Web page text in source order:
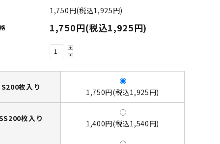
1,750円(税込1,925円)
1,750円(税込1,925円)
S200枚入り
1,750円(税込1,925円)
枚入り
1,400円(税込1,540円)